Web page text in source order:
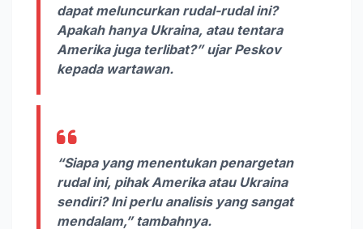
dapat meluncurkan rudal-rudal ini?
Apakah hanya Ukraina, atau tentara
Amerika juga terlibat?” ujar Peskov
kepada wartawan.
“Siapa yang menentukan penargetan
rudal ini, pihak Amerika atau Ukraina
sendiri? Ini perlu analisis yang sangat
mendalam,” tambahnya.